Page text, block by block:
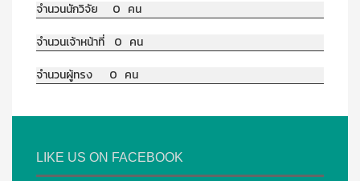
จำนวนนักวิจัย 0 คน
จำนวนเจ้าหน้าที่ 0 คน
จำนวนผู้ทรง 0 คน
LIKE US ON FACEBOOK